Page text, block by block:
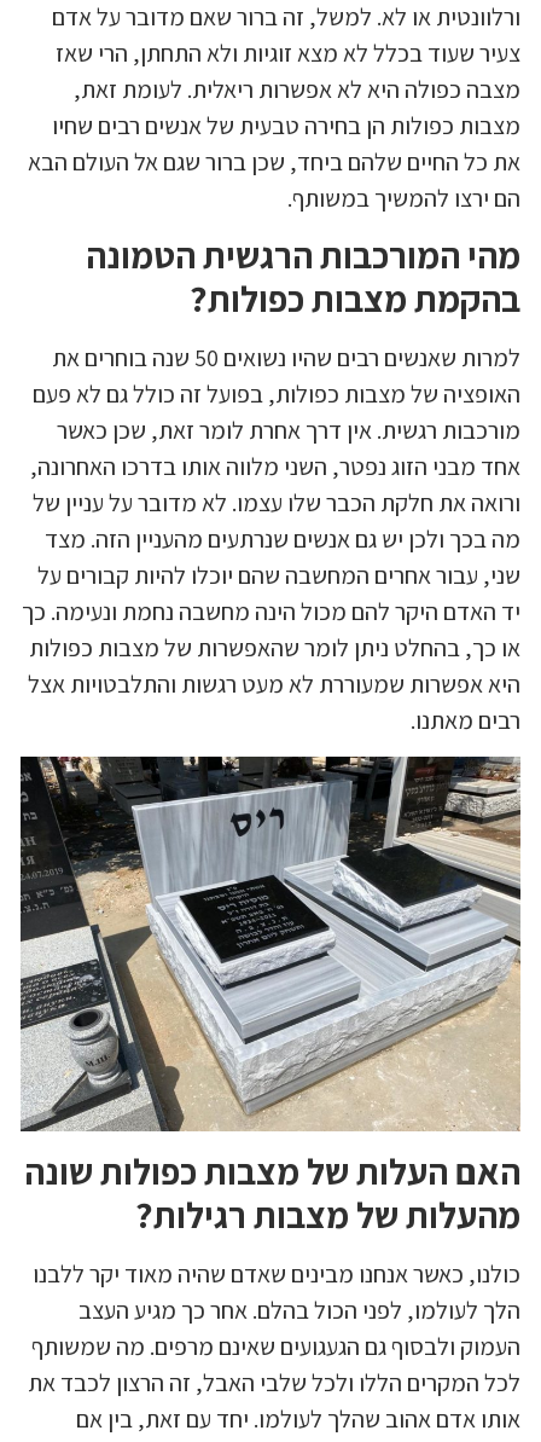
ורלוונטית או לא. למשל, זה ברור שאם מדובר על אדם
צעיר שעוד בכלל לא מצא זוגיות ולא התחתן, הרי שאז
מצבה כפולה היא לא אפשרות ריאלית. לעומת זאת,
מצבות כפולות הן בחירה טבעית של אנשים רבים שחיו
את כל החיים שלהם ביחד, שכן ברור שגם אל העולם הבא
הם ירצו להמשיך במשותף.
מהי המורכבות הרגשית הטמונה
בהקמת מצבות כפולות?
למרות שאנשים רבים שהיו נשואים 50 שנה בוחרים את
האופציה של מצבות כפולות, בפועל זה כולל גם לא פעם
מורכבות רגשית. אין דרך אחרת לומר זאת, שכן כאשר
אחד מבני הזוג נפטר, השני מלווה אותו בדרכו האחרונה,
ורואה את חלקת הכבר שלו עצמו. לא מדובר על עניין של
מה בכך ולכן יש גם אנשים שנרתעים מהעניין הזה. מצד
שני, עבור אחרים המחשבה שהם יוכלו להיות קבורים על
יד האדם היקר להם מכול הינה מחשבה נחמת ונעימה. כך
או כך, בהחלט ניתן לומר שהאפשרות של מצבות כפולות
היא אפשרות שמעוררת לא מעט רגשות והתלבטויות אצל
רבים מאתנו.
האם העלות של מצבות כפולות שונה
מהעלות של מצבות רגילות?
כולנו, כאשר אנחנו מבינים שאדם שהיה מאוד יקר ללבנו
הלך לעולמו, לפני הכול בהלם. אחר כך מגיע העצב
העמוק ולבסוף גם הגעגועים שאינם מרפים. מה שמשותף
לכל המקרים הללו ולכל שלבי האבל, זה הרצון לכבד את
אותו אדם אהוב שהלך לעולמו. יחד עם זאת, בין אם